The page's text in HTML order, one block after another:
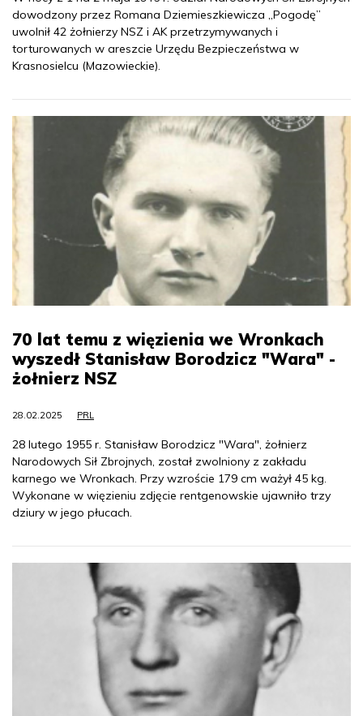
dowodzony przez Romana Dziemieszkiewicza „Pogodę”
uwolnił 42 żołnierzy NSZ i AK przetrzymywanych i
torturowanych w areszcie Urzędu Bezpieczeństwa w
Krasnosielcu (Mazowieckie).
70 lat temu z więzienia we Wronkach
wyszedł Stanisław Borodzicz "Wara" -
żołnierz NSZ
28.02.2025 PRL
28 lutego 1955 r. Stanisław Borodzicz "Wara", żołnierz
Narodowych Sił Zbrojnych, został zwolniony z zakładu
karnego we Wronkach. Przy wzroście 179 cm ważył 45 kg.
Wykonane w więzieniu zdjęcie rentgenowskie ujawniło trzy
dziury w jego płucach.